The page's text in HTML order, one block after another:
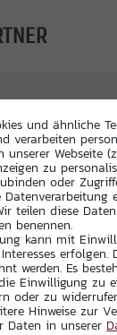
und ähnliche
verarbeiten
unserer Webseite
zu
oder
Datenverarbeitung
teilen diese
benennen.
kann mit
erfolgen.
werden. Es
Einwilligung zu
oder zu
Hinweise zur
Daten in unserer